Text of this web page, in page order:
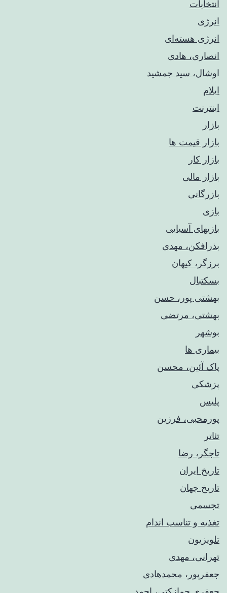
انتخابات
انرژی
انرژی هسته‌ای
انصاری، هادی
اوشال، سید جمشید
ایلام
اینترنت
بازار
بازار قیمت ها
بازار کار
بازار مالی
بازرگانی
بازی
بازیهای آسیایی
بذرافکن، مهدی
برزگر، کیهان
بسکتبال
بهشتی پور، حسن
بهشتی، مرتضی
بوشهر
بیماری ها
پاک آئین، محسن
پزشکی
پلیس
پورمحبی، فرزین
تئاتر
تاجگر، رضا
تاریخ ایران
تاریخ جهان
تجسمی
تغذیه و تناسب اندام
تلویزیون
تهرانی، مهدی
جعفرپور، محمدهادی